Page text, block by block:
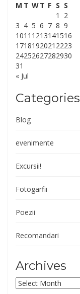
M T WT F S S
« Jul
1
2
3 4 5 6 7 8 9
1011 1213141516
1718192021 2223
24252627282930
31
Categories
Blog
evenimente
Excursii!
Fotogarfii
Poezii
Recomandari
Archives
Archives